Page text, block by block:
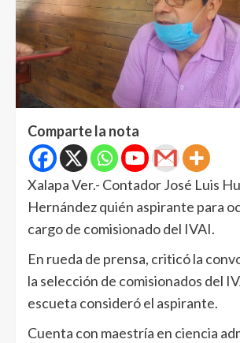
Comparte la nota
Xalapa Ver.- Contador José Luis
Hernández quién aspirante para
cargo de comisionado del IVAI.
En rueda de prensa, criticó la
la selección de comisionados del
escueta consideró el aspirante.
Cuenta con maestría en ciencia